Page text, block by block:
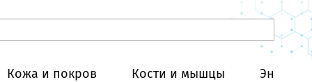
Кожа и покров Кости и мышцы